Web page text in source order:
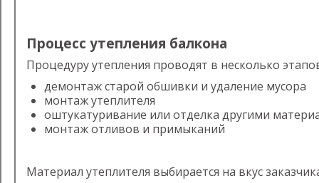
Процесс утепления балкона
Процедуру утепления проводят в несколько
демонтаж старой обшивки и удаление мусора
монтаж утеплителя
оштукатуривание или отделка другими
монтаж отливов и примыканий
Материал утеплителя выбирается на вкус